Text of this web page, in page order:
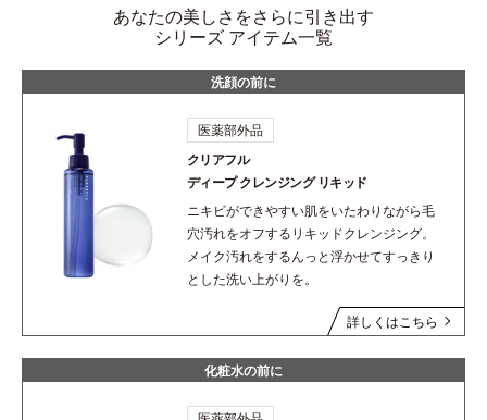
あなたの美しさをさらに引き出す
シリーズ アイテム一覧
洗顔の前に
医薬部外品
クリアフル
ディープクレンジング リキッド
ニキビができやすい肌をいたわりながら毛
穴汚れをオフするリキッドクレンジング。
メイク汚れをするんっと浮かせてすっきり
とした洗い上がりを。
詳しくはこちら
化粧水の前に